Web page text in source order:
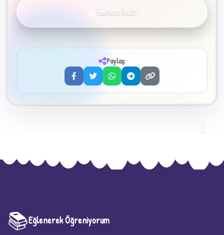
Hemen İndir
Paylaş:
📚Eğlenerek Öğreniyorum